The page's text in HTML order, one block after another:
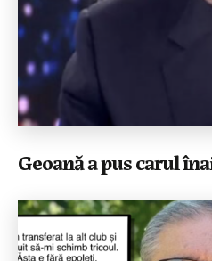
Geoană a pus carul